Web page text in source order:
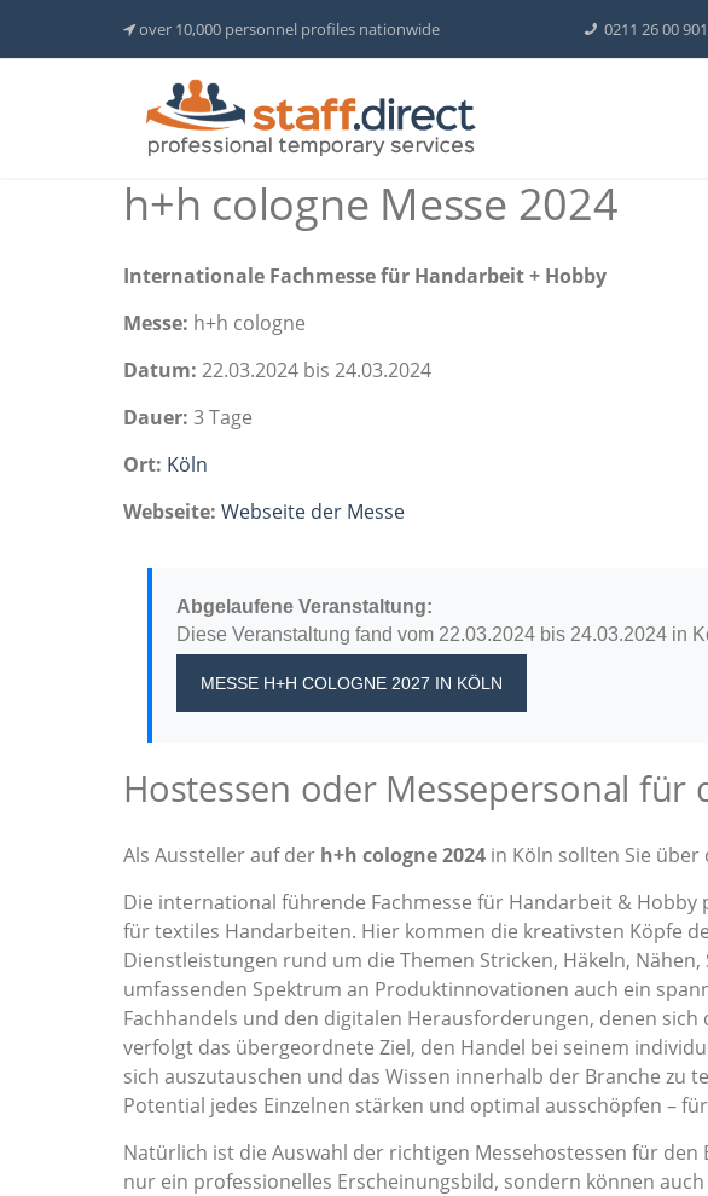
over 10,000 personnel profiles nationwide 0211 26 00
h+h cologne Messe 2024
Internationale Fachmesse für Handarbeit + Hobby
Messe: h+h cologne
Datum: 22.03.2024 bis 24.03.2024
Dauer: 3 Tage
Ort: Köln
Webseite: Webseite der Messe
Abgelaufene Veranstaltung:
Diese Veranstaltung fand vom 22.03.2024 bis 24.03.2024 in
MESSE H+H COLOGNE 2027 IN KÖLN
Hostessen oder Messepersonal für
Als Aussteller auf der h+h cologne 2024 in Köln sollten Sie über
Die international führende Fachmesse für Handarbeit &
für textiles Handarbeiten. Hier kommen die kreativsten Köpfe
Dienstleistungen rund um die Themen Stricken, Häkeln,
umfassenden Spektrum an Produktinnovationen auch ein
Fachhandels und den digitalen Herausforderungen, denen
verfolgt das übergeordnete Ziel, den Handel bei seinem
sich auszutauschen und das Wissen innerhalb der Branche zu
Potential jedes Einzelnen stärken und optimal ausschöpfen –
Natürlich ist die Auswahl der richtigen Messehostessen für
nur ein professionelles Erscheinungsbild, sondern können